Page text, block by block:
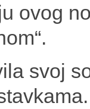
ovog
svoj